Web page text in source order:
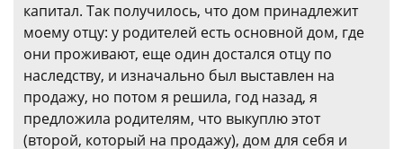
капитал. Так получилось, что дом принадлежит
моему отцу: у родителей есть основной дом, где
они проживают, еще один достался отцу по
наследству, и изначально был выставлен на
продажу, но потом я решила, год назад, я
предложила родителям, что выкуплю этот
(второй, который на продажу), дом для себя и